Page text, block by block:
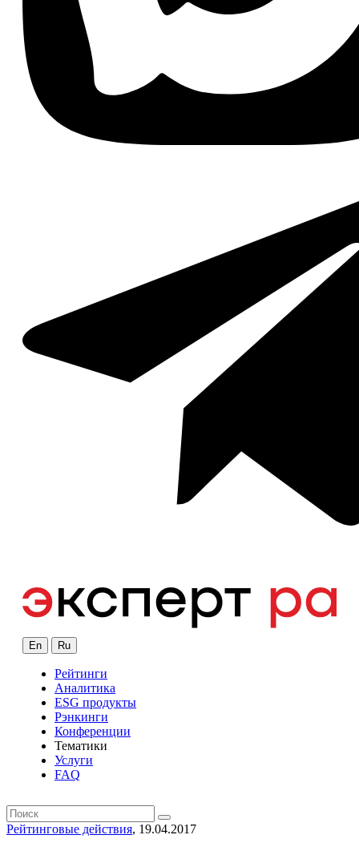
En Ru
Рейтинги
Аналитика
ESG продукты
Рэнкинги
Конференции
Тематики
Услуги
FAQ
Рейтинговые действия, 19.04.2017